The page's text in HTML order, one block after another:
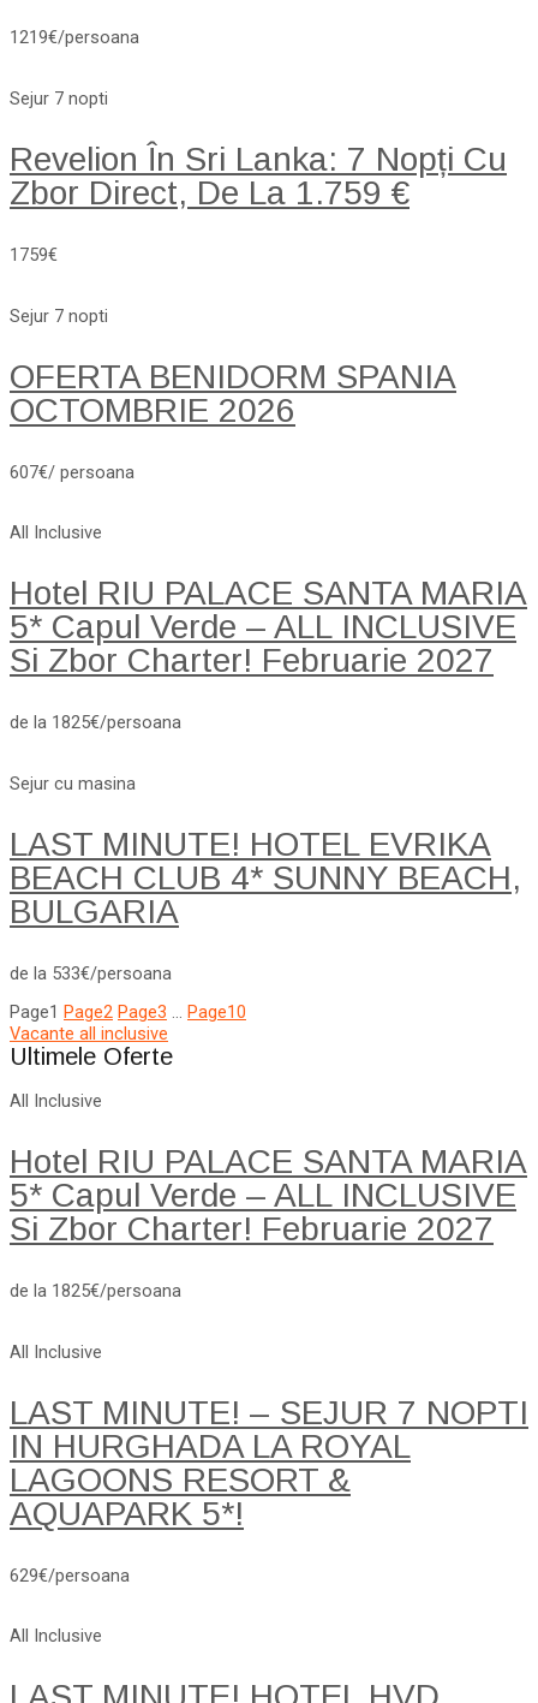
1219€/persoana
Sejur 7 nopti
Revelion În Sri Lanka: 7 Nopți Cu
Zbor Direct, De La 1.759 €
1759€
Sejur 7 nopti
OFERTA BENIDORM SPANIA
OCTOMBRIE 2026
607€/ persoana
All Inclusive
Hotel RIU PALACE SANTA MARIA
5* Capul Verde – ALL INCLUSIVE
Si Zbor Charter! Februarie 2027
de la 1825€/persoana
Sejur cu masina
LAST MINUTE! HOTEL EVRIKA
BEACH CLUB 4* SUNNY BEACH,
BULGARIA
de la 533€/persoana
Page1 Page2 Page3 … Page10
Vacante all inclusive
Ultimele Oferte
All Inclusive
Hotel RIU PALACE SANTA MARIA
5* Capul Verde – ALL INCLUSIVE
Si Zbor Charter! Februarie 2027
de la 1825€/persoana
All Inclusive
LAST MINUTE! – SEJUR 7 NOPTI
IN HURGHADA LA ROYAL
LAGOONS RESORT &
AQUAPARK 5*!
629€/persoana
All Inclusive